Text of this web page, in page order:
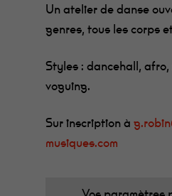
Un atelier de danse
genres, tous les corps
Styles : dancehall,
voguing.
Sur inscription à
musiques.com